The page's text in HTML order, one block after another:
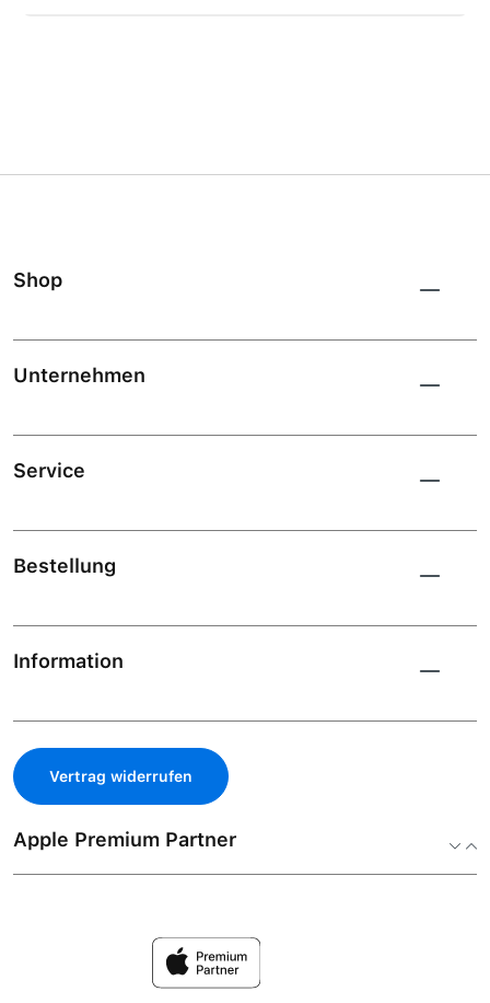
Shop
Unternehmen
Service
Bestellung
Information
Vertrag widerrufen
Apple Premium Partner